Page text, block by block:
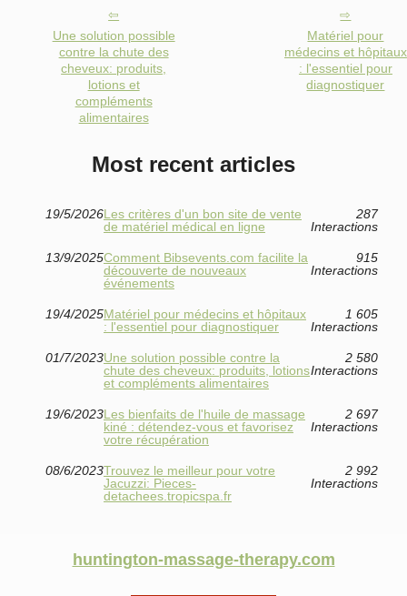
Une solution possible
contre la chute des
cheveux: produits,
lotions et
compléments
alimentaires
Matériel pour
médecins et hôpitaux
: l'essentiel pour
diagnostiquer
Most recent articles
19/5/2026Les critères d'un bon site de vente
de matériel médical en ligne
287
Interactions
13/9/2025Comment Bibsevents.com facilite la
découverte de nouveaux
événements
915
Interactions
19/4/2025Matériel pour médecins et hôpitaux
: l'essentiel pour diagnostiquer
1 605
Interactions
01/7/2023Une solution possible contre la
chute des cheveux: produits, lotions
et compléments alimentaires
2 580
Interactions
19/6/2023Les bienfaits de l'huile de massage
kiné : détendez-vous et favorisez
votre récupération
2 697
Interactions
08/6/2023Trouvez le meilleur pour votre
Jacuzzi: Pieces-
detachees.tropicspa.fr
2 992
Interactions
huntington-massage-therapy.com